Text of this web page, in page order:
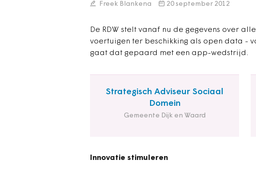
Freek Blankena 20 september 2012
De RDW stelt vanaf nu de gegevens over
voertuigen ter beschikking als open data -
gaat dat gepaard met een app-wedstrijd.
Strategisch Adviseur Sociaal
Domein
Gemeente Dijk en Waard
Innovatie stimuleren